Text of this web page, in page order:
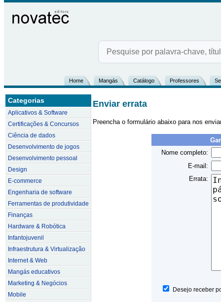
Home Mangás Catálogo Professores
Categorias
Aplicativos & Software
Certificações & Concursos
Ciência de dados
Desenvolvimento de jogos
Desenvolvimento pessoal
Design
E-commerce
Engenharia de software
Ferramentas de produtividade
Finanças
Hardware & Robótica
Infantojuvenil
Infraestrutura & Virtualização
Internet & Web
Mangás educativos
Marketing & Negócios
Mobile
Enviar errata
Preencha o formulário abaixo para nos
Nome completo:
E-mail:
Errata:
Desejo receber